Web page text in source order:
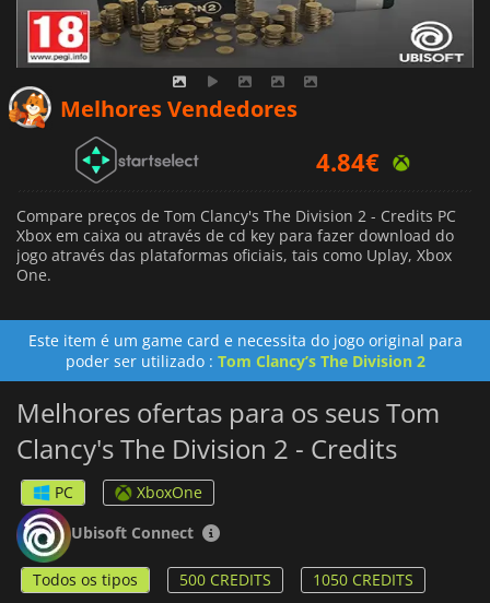
Melhores Vendedores
4.84€
4.99€
Compare preços de Tom Clancy's The Division 2 - Credits PC
Xbox em caixa ou através de cd key para fazer download do
jogo através das plataformas oficiais, tais como Uplay, Xbox
One.
Este item é um game card e necessita do jogo original para
poder ser utilizado : Tom Clancy’s The Division 2
Melhores ofertas para os seus Tom
Clancy's The Division 2 - Credits
PC
XboxOne
Ubisoft Connect
Todos os tipos 500 CREDITS
1050 CREDITS